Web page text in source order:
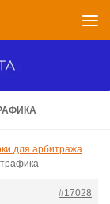
для арбитража
#17028